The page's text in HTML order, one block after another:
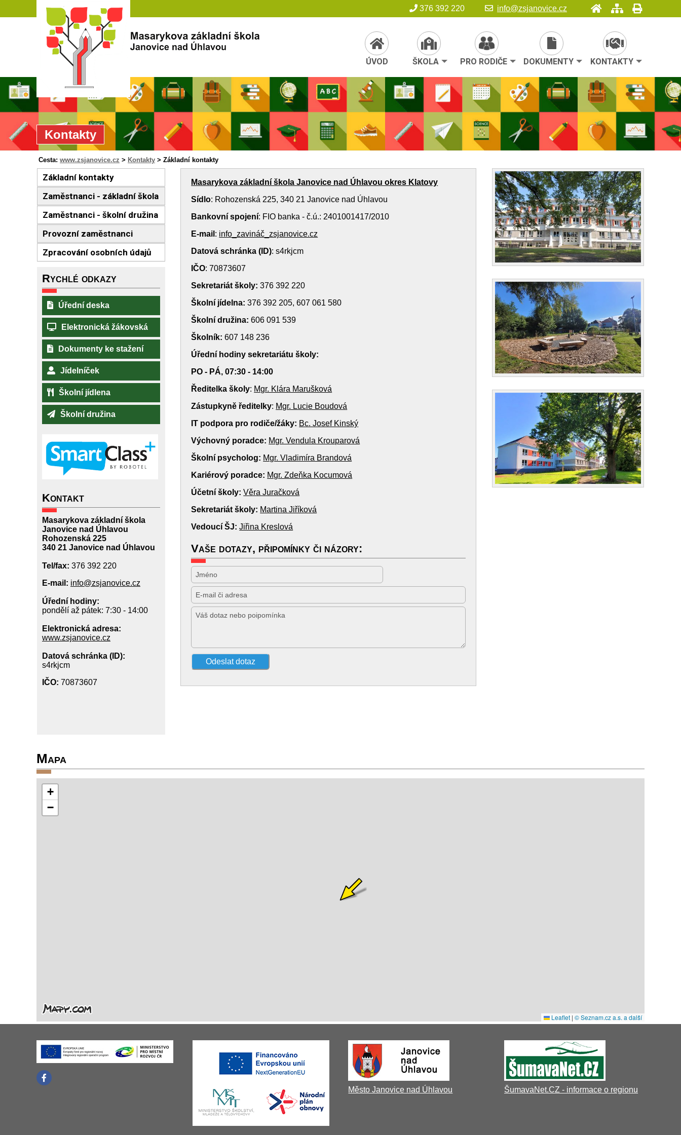
376 392 220 info@zsjanovice.cz
ÚVOD ŠKOLA PRO RODIČE DOKUMENTY KONTAKTY
Kontakty
Cesta: www.zsjanovice.cz > Kontakty > Základní kontakty
Základní kontakty
Zaměstnanci - základní škola
Zaměstnanci - školní družina
Provozní zaměstnanci
Zpracování osobních údajů
Rychlé odkazy
Úřední deska
Elektronická žákovská
Dokumenty ke stažení
Jídelníček
Školní jídlena
Školní družina
Kontakt
Masarykova základní škola
Janovice nad Úhlavou
Rohozenská 225
340 21 Janovice nad Úhlavou
Tel/fax: 376 392 220
E-mail : info@zsjanovice.cz
Úřední hodiny:
pondělí až pátek: 7:30 - 14:00
Elektronická adresa:
www.zsjanovice.cz
Datová schránka (ID):
s4rkjcm
IČO: 70873607
Masarykova základní škola Janovice nad Úhlavou okres Klatovy
Sídlo: Rohozenská 225, 340 21 Janovice nad Úhlavou
Bankovní spojení: FIO banka - č.ú.: 2401001417/2010
E-mail : info_zavináč_zsjanovice.cz
Datová schránka (ID): s4rkjcm
IČO: 70873607
Sekretariát školy: 376 392 220
Školní jídelna: 376 392 205, 607 061 580
Školní družina: 606 091 539
Školník:607 148 236
Úřední hodiny sekretariátu školy:
PO - PÁ,07:30 - 14:00
Ředitelka školy: Mgr. Klára Marušková
Zástupkyně ředitelky: Mgr. Lucie Boudová
IT podpora pro rodiče/žáky: Bc. Josef Kinský
Výchovný poradce: Mgr. Vendula Krouparová
Školní psycholog: Mgr. Vladimíra Brandová
Kariérový poradce: Mgr. Zdeňka Kocumová
Účetní školy: Věra Juračková
Sekretariát školy: Martina Jiříková
Vedoucí ŠJ: Jiřina Kreslová
Vaše dotazy, připomínky či názory:
Mapa
Město Janovice nad Úhlavou ŠumavaNet.CZ - informace o regionu